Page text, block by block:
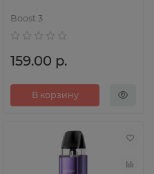
Boost 3
159.00 р.
В корзину